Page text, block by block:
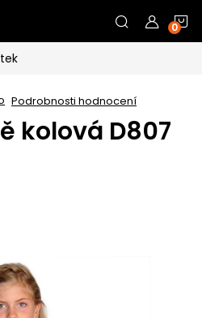
Podrobnosti hodnocení
kolová D807